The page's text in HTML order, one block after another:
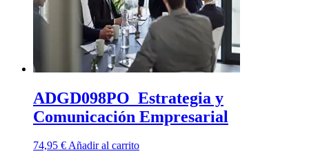
ADGD098PO_Estrategia y
Comunicación Empresarial
74,95 €Añadir al carrito